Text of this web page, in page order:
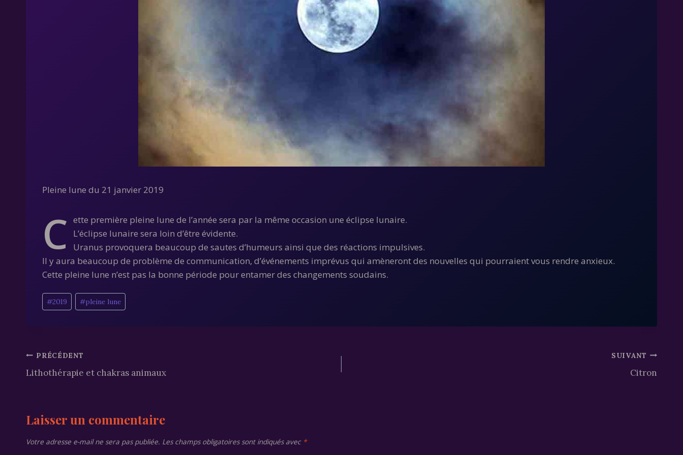
Pleine lune du 21 janvier 2019
C ette première pleine lune de l’année sera par la même occasion une éclipse lunaire.
L’éclipse lunaire sera loin d’être évidente.
Uranus provoquera beaucoup de sautes d’humeurs ainsi que des réactions impulsives.
Il y aura beaucoup de problème de communication, d’événements imprévus qui amèneront des nouvelles qui pourraient vous rendre anxieux.
Cette pleine lune n’est pas la bonne période pour entamer des changements soudains.
Étiquettes
de
#2019 #pleine lune
Navigation
de
PRÉCÉDENT
Lithothérapie et chakras animaux
SUIVANT
Citron
Laisser un commentaire
Votre adresse e-mail ne sera pas publiée. Les champs obligatoires sont indiqués avec *